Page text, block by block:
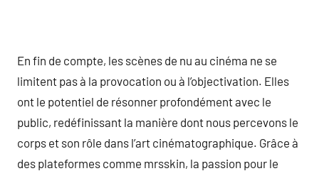
En fin de compte, les scènes de nu au cinéma ne se
limitent pas à la provocation ou à l’objectivation. Elles
ont le potentiel de résonner profondément avec le
public, redéfinissant la manière dont nous percevons le
corps et son rôle dans l’art cinématographique. Grâce à
des plateformes comme mrsskin, la passion pour le